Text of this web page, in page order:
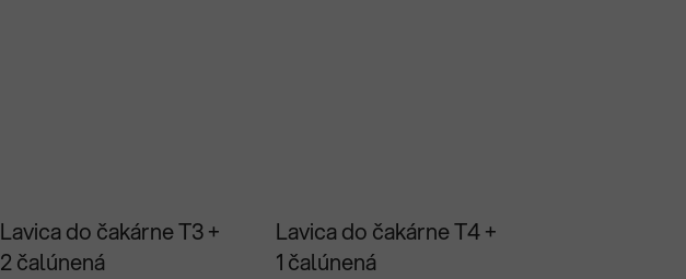
Lavica do čakárne T3 +
2 čalúnená
Lavica do čakárne T4 +
1 čalúnená